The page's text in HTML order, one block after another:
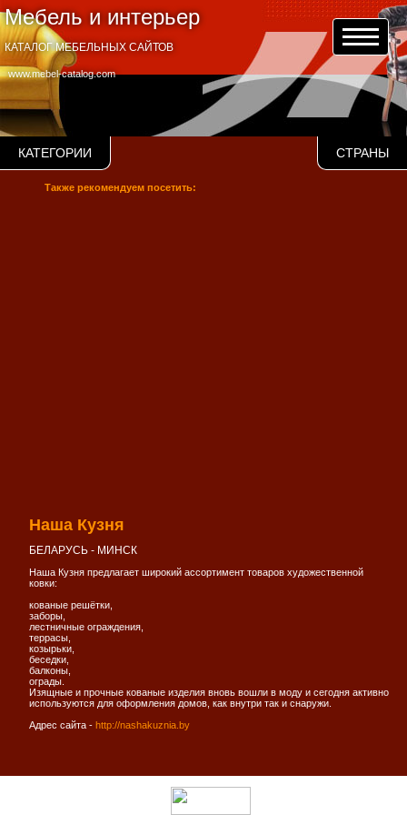
Мебель и интерьер
www.mebel-catalog.com
КАТАЛОГ МЕБЕЛЬНЫХ САЙТОВ
КАТЕГОРИИ СТРАНЫ
Также рекомендуем посетить:
Наша Кузня
БЕЛАРУСЬ - МИНСК
Наша Кузня предлагает широкий ассортимент товаров художественной
ковки:
кованые решётки,
заборы,
лестничные ограждения,
террасы,
козырьки,
беседки,
балконы,
ограды.
Изящные и прочные кованые изделия вновь вошли в моду и сегодня активно
используются для оформления домов, как внутри так и снаружи.
Адрес сайта - http://nashakuznia.by